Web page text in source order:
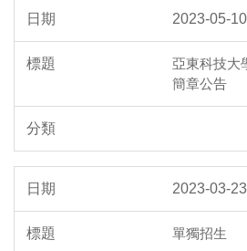
2023-05-10
亞東科技大
簡章公告
2023-03-23
單獨招生